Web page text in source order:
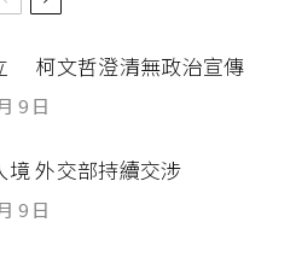
柯文哲澄清無政治宣傳
9 日
外交部持續交涉
9 日